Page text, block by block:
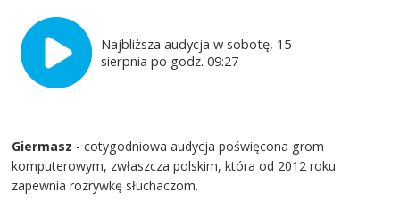
Najbliższa audycja w sobotę, 15
sierpnia po godz. 09:27
Giermasz - cotygodniowa audycja poświęcona grom
komputerowym, zwłaszcza polskim, która od 2012 roku
zapewnia rozrywkę słuchaczom.